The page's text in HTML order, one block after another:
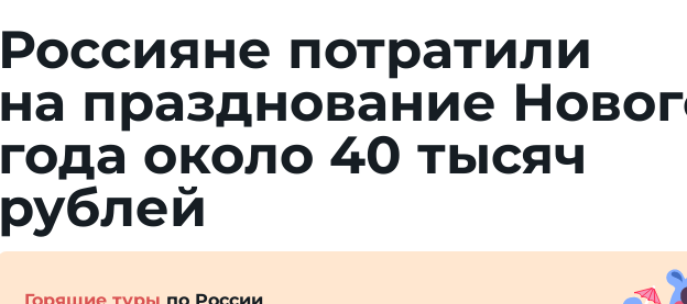
Россияне потратили
на празднование
года около 40 тысяч
рублей
Горящие туры по России